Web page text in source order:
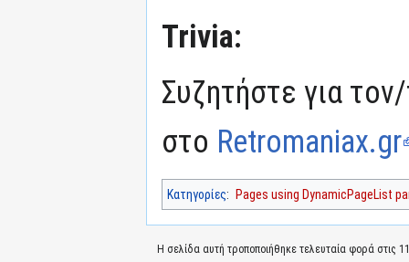
Trivia:
Συζητήστε για
στο Retromaniax.gr
Κατηγορίες: Pages using DynamicPageList
Η σελίδα αυτή τροποποιήθηκε τελευταία φορά στις 11